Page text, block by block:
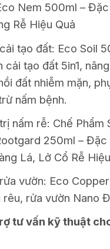
Nem 500ml –
Rễ Hiệu Quả
tạo đất: Eco Soil
cải tạo đất 5in1,
đất nhiễm mặn,
nấm bệnh.
nấm rễ: Chế Phẩm
250ml – Đặc
Lá, Lở Cổ Rễ
vườn: Eco
rêu, rửa vườn Nano
tư vấn kỹ thuật